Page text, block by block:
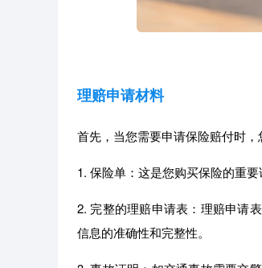
理赔申请材料
首先，当您需要申请保险赔付时
1. 保险单：这是您购买保险的重
2. 完整的理赔申请表：理赔申请
信息的准确性和完整性。